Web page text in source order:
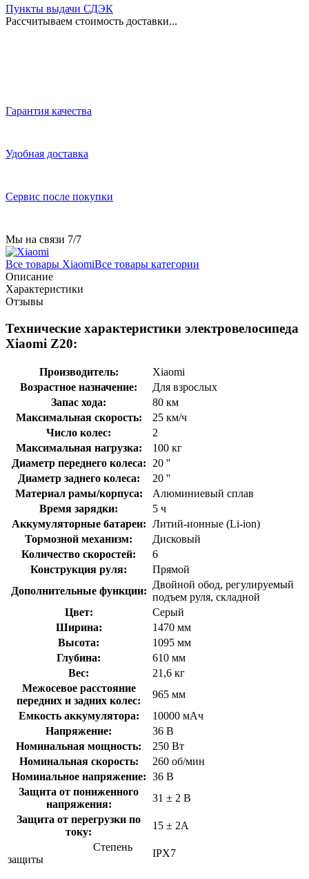
Пункты выдачи СДЭК
Рассчитываем стоимость доставки...
Гарантия качества
Удобная доставка
Сервис после покупки
Мы на связи 7/7
Все товары XiaomiВсе товары категории
Описание
Характеристики
Отзывы
Технические характеристики электровелосипеда
Xiaomi Z20:
Производитель:
Xiaomi
Возрастное назначение:
Для взрослых
Запас хода:
80 км
Максимальная скорость:
25 км/ч
Число колес:
2
Максимальная нагрузка:
100 кг
Диаметр переднего колеса:
20 ''
Диаметр заднего колеса:
20 ''
Материал рамы/корпуса:
Алюминиевый сплав
Время зарядки:
5 ч
Аккумуляторные батареи: Литий-ионные (Li-ion)
Тормозной механизм:
Дисковый
Количество скоростей:
6
Конструкция руля:
Прямой
Дополнительные функции:
Двойной обод, регулируемый
подъем руля, складной
Цвет:
Серый
Ширина:
1470 мм
Высота:
1095 мм
Глубина:
610 мм
Вес:
21,6 кг
Межосевое расстояние
передних и задних колес:
965 мм
Емкость аккумулятора:
10000 мАч
Напряжение:
36 В
Номинальная мощность:
250 Вт
Номинальная скорость:
260 об/мин
Номинальное напряжение: 36 В
Защита от пониженного
напряжения:
31 ± 2 В
Защита от перегрузки по
току:
15 ± 2А
Степень
защиты
IPX7